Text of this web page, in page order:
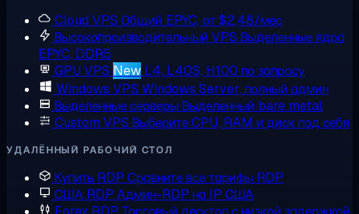
Cloud VPS Общий EPYC, от $2,48/мес
Высокопроизводительный VPS Выделенные ядра
EPYC, DDR5
GPU VPS New L4, L40S, H100 по запросу
Windows VPS Windows Server, полный админ
Выделенные серверыВыделенный bare metal
Custom VPS Выберите CPU, RAM и диск под себя
УДАЛЁННЫЙ РАБОЧИЙ СТОЛ
Купить RDP Сравните все тарифы RDP
США RDP Админ-RDP на IP США